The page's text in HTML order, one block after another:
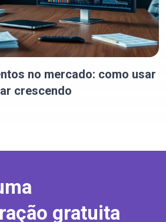
no mercado: como usar
crescendo
gratuita